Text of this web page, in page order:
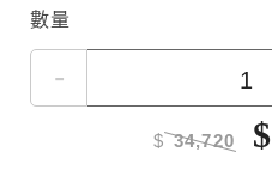
數量
-
$34,720 $